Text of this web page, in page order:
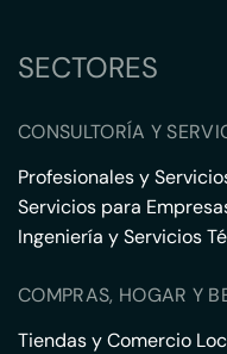
SECTORES
CONSULTORÍA Y
Profesionales y
Servicios para
Ingeniería y Servicios
COMPRAS, HOGAR Y
Tiendas y Comercio